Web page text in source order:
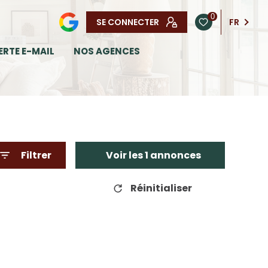
SE CONNECTER 0 FR
E-MAIL NOS AGENCES
Filtrer Voir les1 annonces
Réinitialiser